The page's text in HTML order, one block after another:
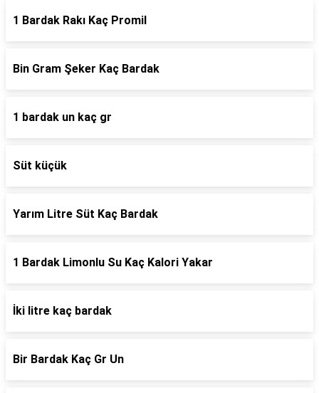
1 Bardak Rakı Kaç Promil
Bin Gram Şeker Kaç Bardak
1 bardak un kaç gr
Süt küçük
Yarım Litre Süt Kaç Bardak
1 Bardak Limonlu Su Kaç Kalori Yakar
İki litre kaç bardak
Bir Bardak Kaç Gr Un